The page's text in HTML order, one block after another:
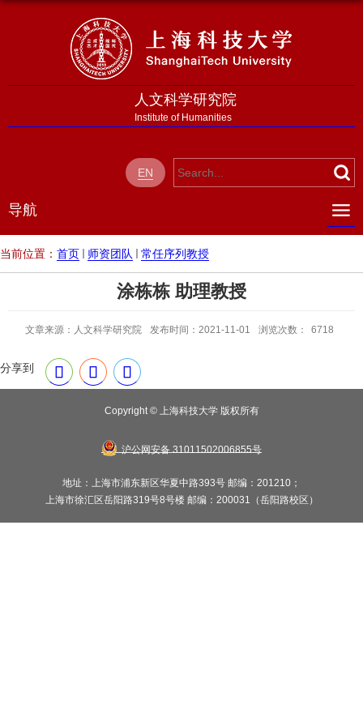
人文科学研究院
Institute of Humanities
EN
导航
当前位置： 首页 师资团队 常任序列教授
涂栋栋 助理教授
文章来源：人文科学研究院 发布时间：2021-11-01 浏览次数： 6718
分享到
Copyright © 上海科技大学 版权所有
沪公网安备 31011502006855号
地址：上海市浦东新区华夏中路393号 邮编：201210；
上海市徐汇区岳阳路319号8号楼 邮编：200031（岳阳路校区）